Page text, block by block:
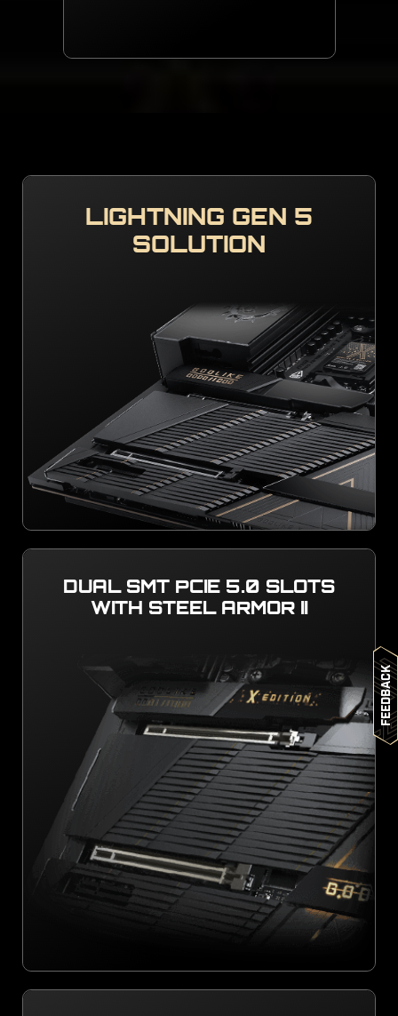
LIGHTNING GEN 5
SOLUTION
DUAL SMT PCIE 5.0 SLOTS
WITH STEEL ARMOR II
Feedback